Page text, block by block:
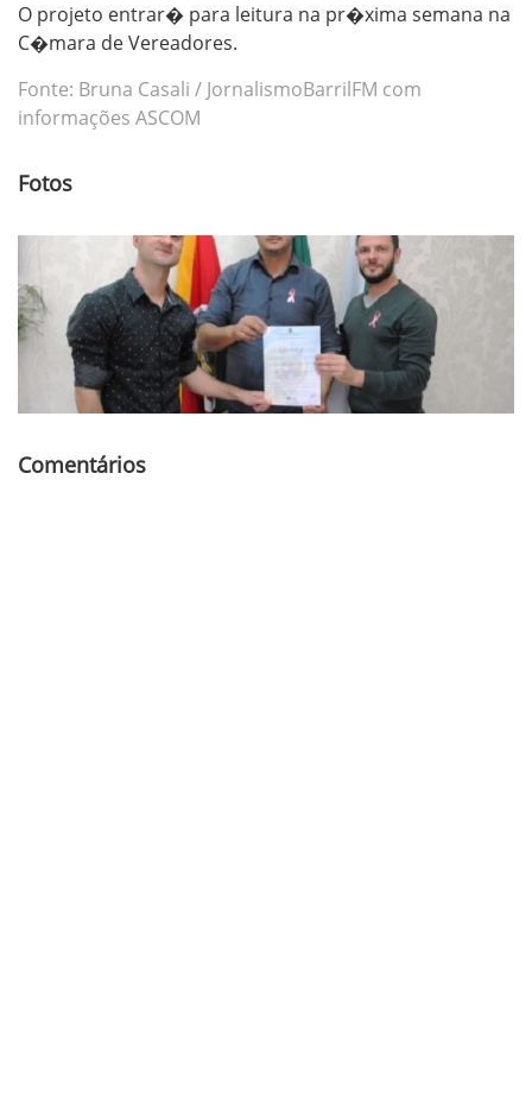
O projeto entrar� para leitura na pr�xima semana na
C�mara de Vereadores.
Fonte: Bruna Casali / JornalismoBarrilFM com
informações ASCOM
Fotos
Comentários